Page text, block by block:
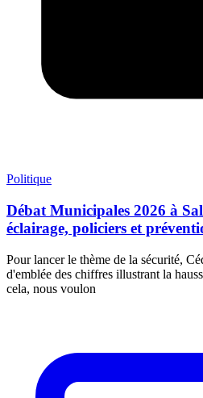
Politique
Débat Municipales 2026 à
éclairage, policiers et
Pour lancer le thème de la sécurité,
d'emblée des chiffres illustrant la
cela, nous voulon